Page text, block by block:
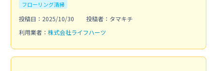
フローリング清掃
投稿日：2025/10/30
投稿者：タマキチ
利用業者： 株式会社ライフハーツ